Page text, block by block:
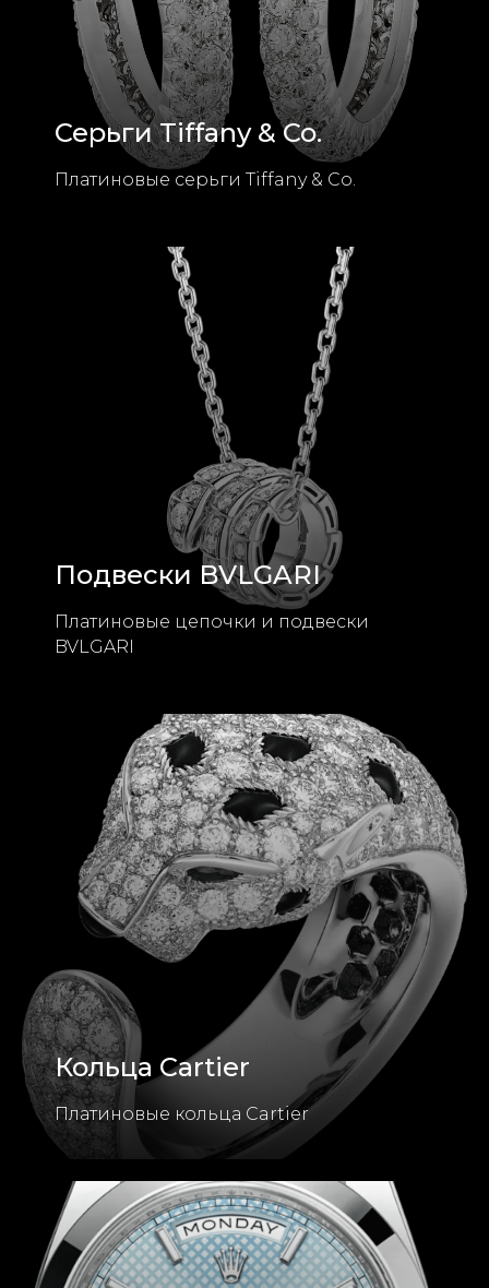
Серьги Tiffany & Co.
Платиновые серьги Tiffany & Co.
Подвески BVLGARI
Платиновые цепочки и подвески
BVLGARI
Кольца Cartier
Платиновые кольца Cartier